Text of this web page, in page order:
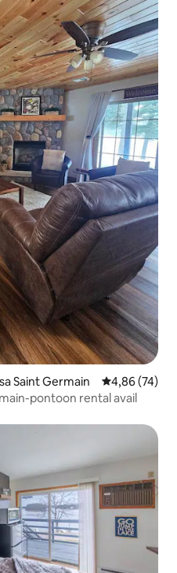
Saint Germain
4,86 (74)
pontoon rental avail